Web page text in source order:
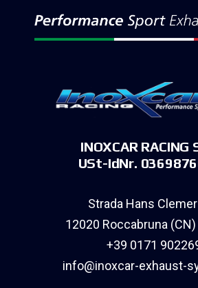
INOXCAR RACING
USt-IdNr.
Strada Hans
12020 Roccabruna
+39 0171
info@inoxcar-exhaust-